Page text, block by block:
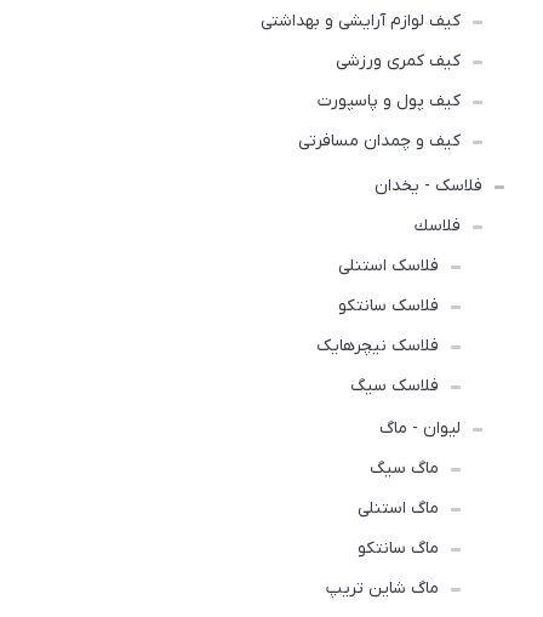
کیف لوازم آرایشی و بهداشتی
کیف کمری ورزشی
کیف پول و پاسپورت
کیف و چمدان مسافرتی
فلاسک - یخدان
فلاسك
فلاسک استنلی
فلاسک سانتکو
فلاسک نیچرهایک
فلاسک سیگ
لیوان - ماگ
ماگ سیگ
ماگ استنلی
ماگ سانتکو
ماگ شاین تریپ